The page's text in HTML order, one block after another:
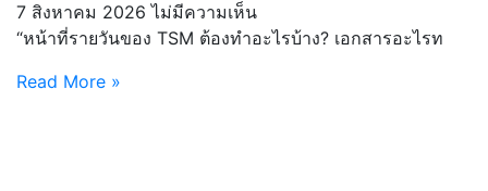
7 สิงหาคม 2026ไม่มีความเห็น
“หน้าที่รายวันของ TSM ต้องทำอะไรบ้าง? เอกสารอะไรท
Read More »